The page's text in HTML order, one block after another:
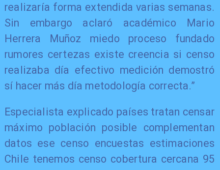
realizaría forma extendida varias semanas.
Sin embargo aclaró académico Mario
Herrera Muñoz miedo proceso fundado
rumores certezas existe creencia si censo
realizaba día efectivo medición demostró
sí hacer más día metodología correcta.”
Especialista explicado países tratan censar
máximo población posible complementan
datos ese censo encuestas estimaciones
Chile tenemos censo cobertura cercana 95